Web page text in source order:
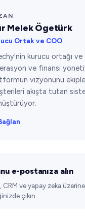
Melek Ögetürk
Ortak ve COO
kurucu ortağı ve
ve finansı
vizyonunu
akışta tutan
e-postanıza alın
ve yapay zeka
çıkın.